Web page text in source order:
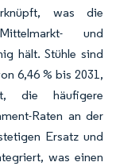
was die
und
hält. Stühle sind
6,46 % bis 2031,
die häufigere
Raten an der
Ersatz und
was einen